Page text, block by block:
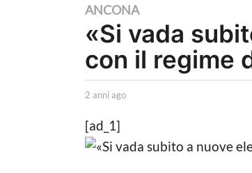
2
a
n
i
g
o
ANCONA
«Si vada
con il regime
b
L
a
P
2 anni ago
i
[ad_1]